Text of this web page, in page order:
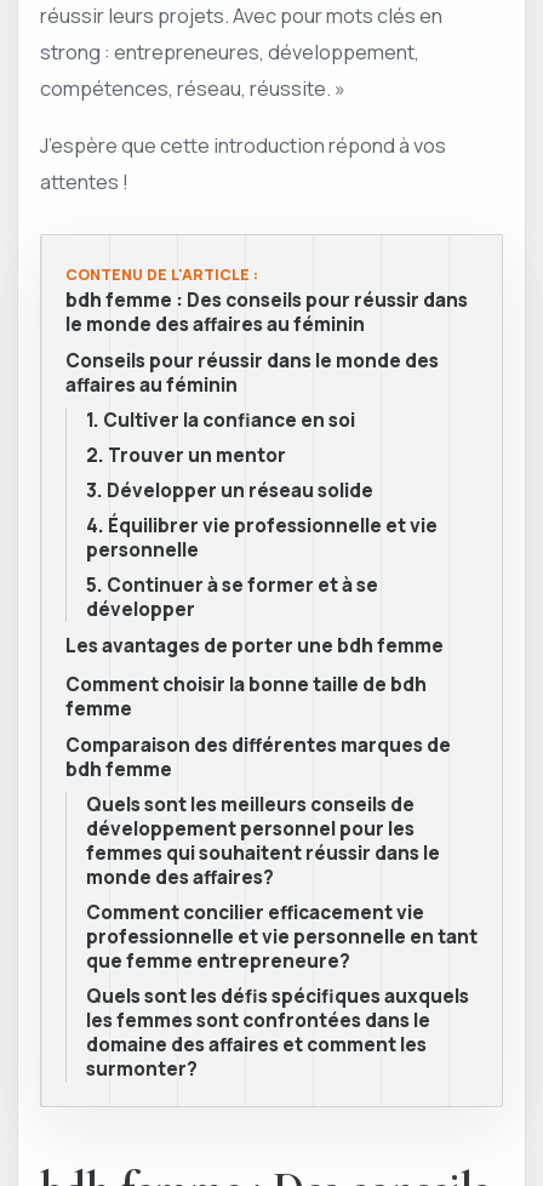
réussir leurs projets. Avec pour mots clés en
strong : entrepreneures, développement,
compétences, réseau, réussite. »
J’espère que cette introduction répond à vos
attentes !
CONTENU DE L'ARTICLE :
bdh femme : Des conseils pour réussir dans
le monde des affaires au féminin
Conseils pour réussir dans le monde des
affaires au féminin
1. Cultiver la confiance en soi
2. Trouver un mentor
3. Développer un réseau solide
4. Équilibrer vie professionnelle et vie
personnelle
5. Continuer à se former et à se
développer
Les avantages de porter une bdh femme
Comment choisir la bonne taille de bdh
femme
Comparaison des différentes marques de
bdh femme
Quels sont les meilleurs conseils de
développement personnel pour les
femmes qui souhaitent réussir dans le
monde des affaires?
Comment concilier efficacement vie
professionnelle et vie personnelle en tant
que femme entrepreneure?
Quels sont les défis spécifiques auxquels
les femmes sont confrontées dans le
domaine des affaires et comment les
surmonter?